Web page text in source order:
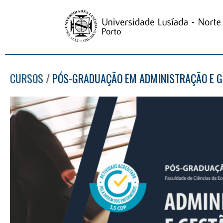
CURSOS/PÓS-GRADUAÇÃO EM ADMINISTRAÇÃO E